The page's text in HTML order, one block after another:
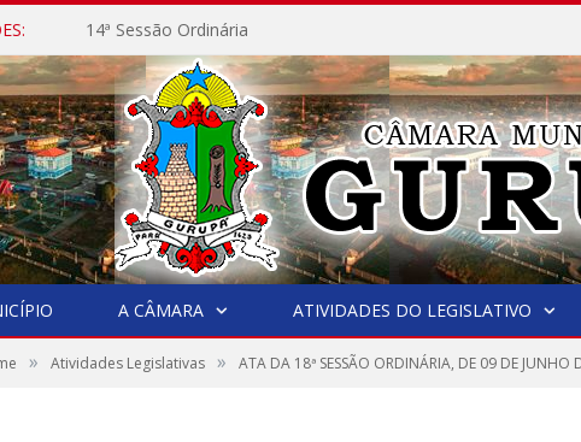
14ª Sessão Ordinária
A CÂMARA ATIVIDADES DO LEGISLATIVO
» Atividades Legislativas » ATA DA 18ª SESSÃO ORDINÁRIA, DE 09 DE JUNHO